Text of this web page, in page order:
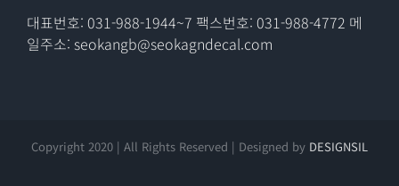
대표번호: 031-988-1944~7 팩스번호: 031-988-4772 메
일주소: seokangb@seokagndecal.com
Copyright 2020 | All Rights Reserved | Designed by DESIGNSIL